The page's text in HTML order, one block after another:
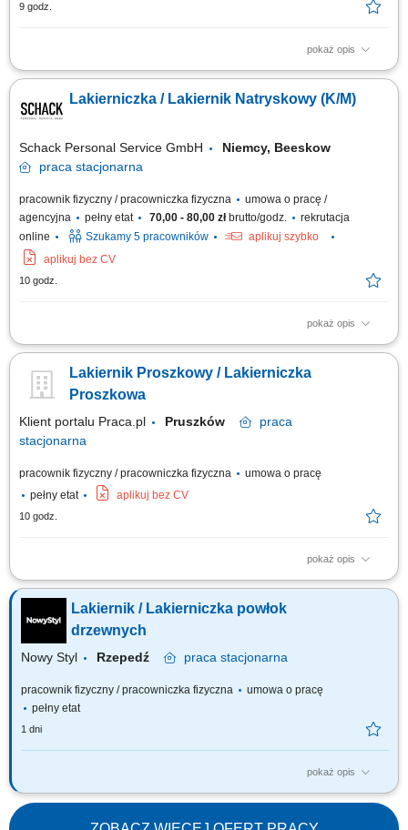
9 godz.
pokaż opis
Opis stanowiska: przygotowywanie powierzchni do malowania, w tym
natryskowego; utrzymywanie sprzętu w dobrym stanie i czyszczenie
narzędzi po użyciu; wykonywanie poprawek malarskich i drobnych
Lakierniczka / Lakiernik Natryskowy (K/M)
Schack Personal Service GmbH
Niemcy, Beeskow
praca stacjonarna
pracownik fizyczny / pracowniczka fizyczna
umowa o pracę /
agencyjna
pełny etat 70,00 - 80,00 złbrutto/godz.
rekrutacja
online
Szukamy 5 pracowników
aplikuj szybko
aplikuj bez CV
10 godz.
pokaż opis
Zakres obowiązków: Lakierowanie konstrukcji stalowych z
powierzchni do malowania poprzez czyszczenie, szlifowanie,
odtłuszczanie i maskowanie. Przygotowywanie oraz mieszanie farb i
Lakiernik Proszkowy / Lakierniczka
Proszkowa
Klient portalu Praca.pl Pruszków
praca
stacjonarna
pracownik fizyczny / pracowniczka fizyczna
umowa o pracę
pełny etat
aplikuj bez CV
10 godz.
pokaż opis
Malowanie proszkowe elementów stalowych i aluminiowych;
Przygotowanie, transport i kontrola detali przed i po lakierowaniu;
Kontrola jakości powłoki (wizualna oraz pomiar grubości) Obsługa,
konserwacja i dbanie o stan urządzeń lakierniczych; Utrzymywanie
czystości na stanowisku oraz...
Lakiernik / Lakierniczka powłok
drzewnych
Nowy Styl Rzepedź praca stacjonarna
pracownik fizyczny / pracowniczka fizyczna
umowa o pracę
pełny etat
1 dni
pokaż opis
Twój zakres obowiązków: uszlachetnianie powierzchni wyrobów z
drewna przez stosowanie procesu bejcowania, lakierowania i
impregnacji obsługa linii lakierniczej szlifowanie międzyoperacyjne